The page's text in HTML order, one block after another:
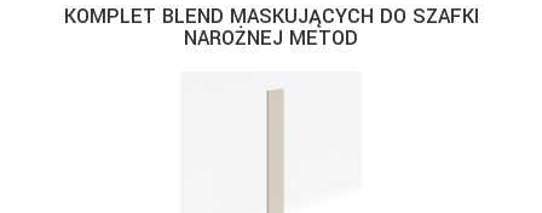
KOMPLET BLEND MASKUJĄCYCH DO SZAFKI
NAROŻNEJ METOD